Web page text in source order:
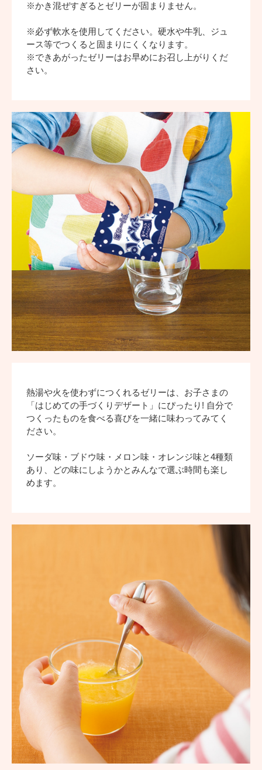
※かき混ぜすぎるとゼリーが固まりません。
※必ず軟水を使用してください。硬水や牛乳、ジュ
ース等でつくると固まりにくくなります。
※できあがったゼリーはお早めにお召し上がりくだ
さい。
熱湯や火を使わずにつくれるゼリーは、お子さまの
「はじめての手づくりデザート」にぴったり! 自分で
つくったものを食べる喜びを一緒に味わってみてく
ださい。
ソーダ味・ブドウ味・メロン味・オレンジ味と4種類
あり、どの味にしようかとみんなで選ぶ時間も楽し
めます。